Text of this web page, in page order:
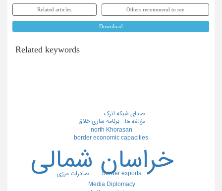
Related articles Others recommend to see
Download
Related keywords
خراسان شمالی
border economic capacities
border exports
Media Diplomacy
north Khorasan
برنامه سازی خلاق
صادرات مرزی
صدای شبکه اترک
مؤلفه ها